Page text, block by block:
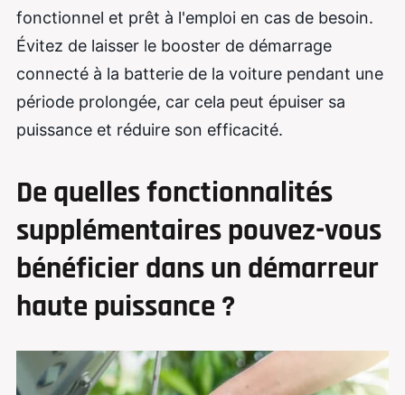
fonctionnel et prêt à l'emploi en cas de besoin.
Évitez de laisser le booster de démarrage
connecté à la batterie de la voiture pendant une
période prolongée, car cela peut épuiser sa
puissance et réduire son efficacité.
De quelles fonctionnalités
supplémentaires pouvez-vous
bénéficier dans un démarreur
haute puissance ?